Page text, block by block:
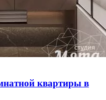
квартиры в